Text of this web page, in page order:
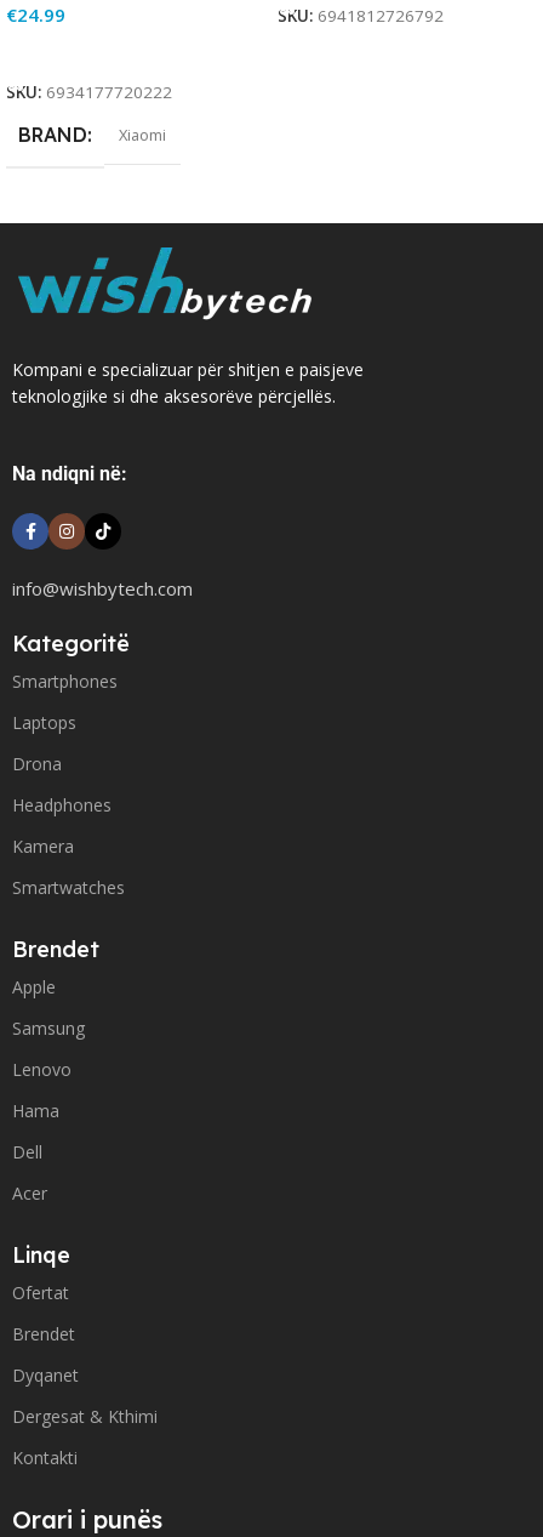
€24.99
SKU: 6934177720222
BRAND Xiaomi
SKU: 6941812726792
Kompani e specializuar për shitjen e paisjeve
teknologjike si dhe aksesorëve përcjellës.
Na ndiqni në:
info@wishbytech.com
Kategoritë
Smartphones
Laptops
Drona
Headphones
Kamera
Smartwatches
Brendet
Apple
Samsung
Lenovo
Hama
Dell
Acer
Linqe
Ofertat
Brendet
Dyqanet
Dergesat & Kthimi
Kontakti
Orari i punës